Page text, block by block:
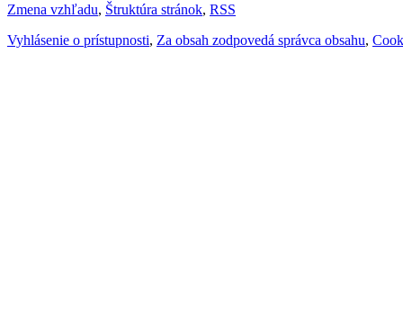
Zmena vzhľadu, Štruktúra stránok, RSS
Vyhlásenie o prístupnosti, Za obsah zodpovedá správca obsahu,